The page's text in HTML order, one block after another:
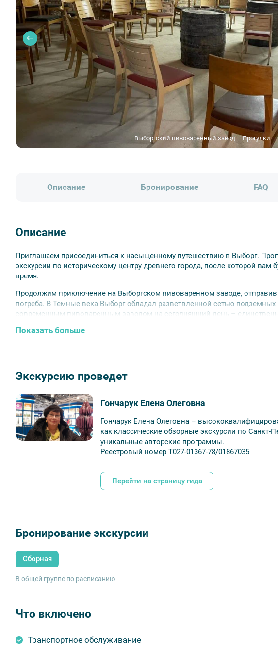
Выборгский пивоваренный завод – Прогулки
Описание Бронирование FAQ
Описание
Приглашаем присоединиться к насыщенному путешествию в Выборг.
экскурсии по историческому центру древнего города, после которой вам
время.
Продолжим приключение на Выборгском пивоваренном заводе,
погреба. В Темные века Выборг обладал разветвленной сетью подземных
современным пивоваренным заводом на сегодняшний день –
«подземный город» площадью более 2,5 тыс. кв. м. настоящим
Обратите внимание:
Аннуляция билетов возможна не позднее, чем за 48 часов до
Рекомендуем тепло одеваться, так как в погребах может быть
Вы также можете посмотреть корпоративный вариант экскурсии. Для
Показать больше
Экскурсию проведет
Гончарук Елена Олеговна
Гончарук Елена Олеговна –
как классические обзорные экскурсии по Санкт-
уникальные авторские программы.
Реестровый номер Т027-01367-78/01867035
Перейти на страницу гида
Бронирование экскурсии
Сборная
В общей группе по расписанию
Что включено
Транспортное обслуживание